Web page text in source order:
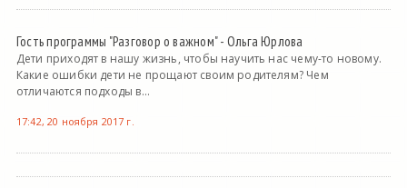
Гость программы "Разговор о важном" - Ольга Юрлова
Дети приходят в нашу жизнь, чтобы научить нас чему-то новому.
Какие ошибки дети не прощают своим родителям? Чем
отличаются подходы в...
17:42, 20 ноября 2017 г.